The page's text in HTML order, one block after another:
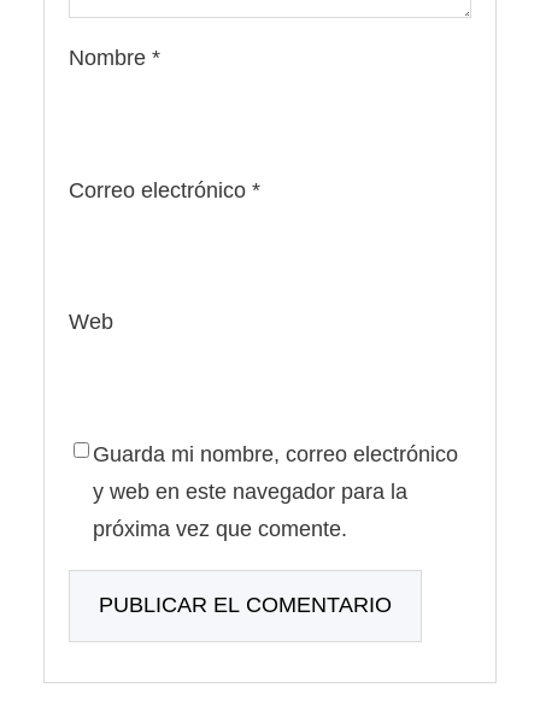
Nombre *
Correo electrónico *
Web
Guarda mi nombre, correo electrónico
y web en este navegador para la
próxima vez que comente.